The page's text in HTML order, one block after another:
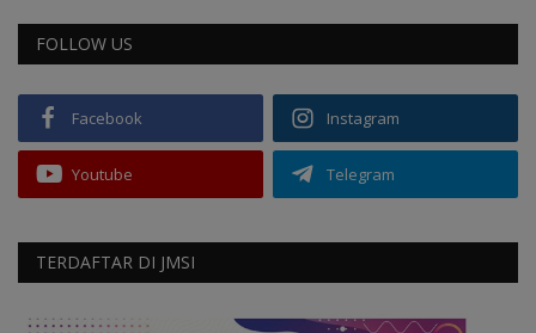
FOLLOW US
Facebook Instagram
Youtube Telegram
TERDAFTAR DI JMSI